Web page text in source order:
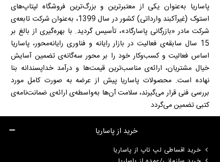
پاساریا به‌عنوان یکی از معتبرترین و بزرگ‌ترین فروشگاه لپتاپ‌های
استوک (غیرآکبند وارداتی) کشور در سال 1399، به‌عنوان شرکت تابعه‌ی
شرکت مادر «بازرگانی پاسارگاد»، تأسیس گردید. با بهره‌گیری از بالغ بر
15 سال سابقه‌ی فعالیت در بازار رایانه و فناوری رایانه‌محور، پاساریا
اساس فعالیت و کسب‌وکار خود را بر محور سه‌گانه‌ی تضمین آسایش
خیال مشتریان، ارائه‌ی مناسب‌ترین قیمت‌ها و درآمد خداپسندانه بنا
نهاده است. محصولات پاساریا پیش از عرضه به صورت کامل مورد
بررسی فنی قرار می‌گیرند، سلامت آن‌ها به‌واسطه‌ی ارائه‌ی ضمانت‌نامه‌ی
کتبی تضمین می‌گردد
خرید از پاساریا
خرید اقساطی لپ تاپ از پاساریا